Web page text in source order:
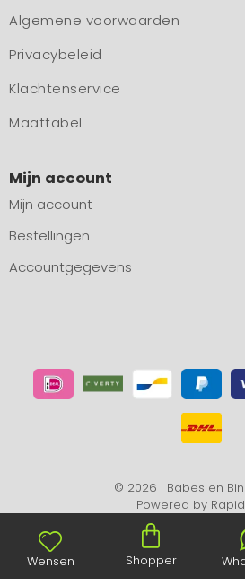
Algemene voorwaarden
Privacybeleid
Klachtenservice
Maattabel
Mijn account
Mijn account
Bestellingen
Accountgegevens
© 2026 | Babes en
Powered by
Wensen Shopper